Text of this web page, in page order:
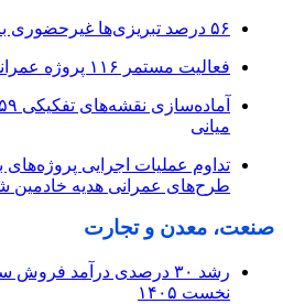
۵۶ درصد تبریزی‌ها غیرحضوری با شهرداری ارتباط دارند
فعالیت مستمر ۱۱۶ پروژه عمرانی در شرایط جنگی
میانی
تداوم عملیات اجرایی پروژه‌های
طرح‌های عمرانی هدیه خادمین
صنعت، معدن و تجارت
رشد ۳۰ درصدی درآمد
نخست ۱۴۰۵